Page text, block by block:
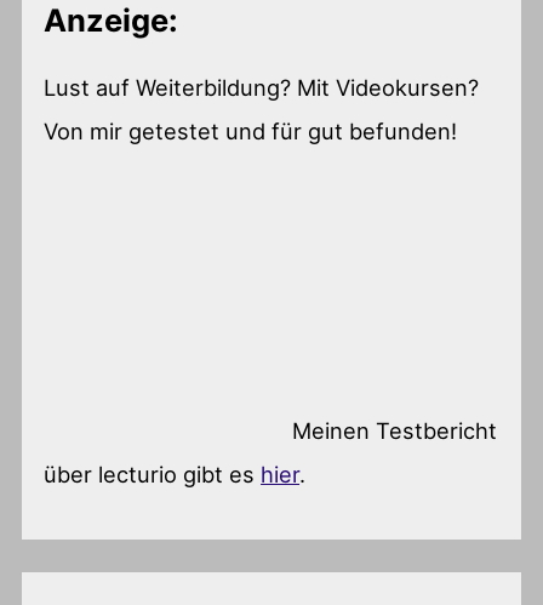
Anzeige:
Lust auf Weiterbildung? Mit Videokursen?
Von mir getestet und für gut befunden!
Meinen Testbericht
über lecturio gibt es hier.